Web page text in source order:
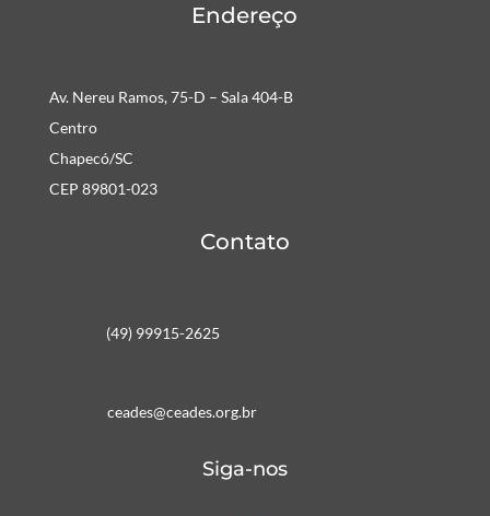
Endereço
Av. Nereu Ramos, 75-D – Sala 404-B
Centro
Chapecó/SC
CEP 89801-023
Contato
(49) 99915-2625
ceades@ceades.org.br
Siga-nos